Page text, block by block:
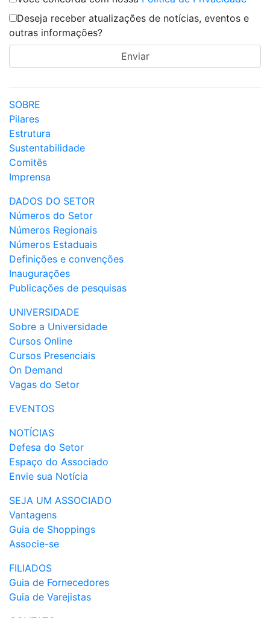
Deseja receber atualizações de notícias, eventos e
outras informações?
SOBRE
Pilares
Estrutura
Sustentabilidade
Comitês
Imprensa
DADOS DO SETOR
Números do Setor
Números Regionais
Números Estaduais
Definições e convenções
Inaugurações
Publicações de pesquisas
UNIVERSIDADE
Sobre a Universidade
Cursos Online
Cursos Presenciais
On Demand
Vagas do Setor
EVENTOS
NOTÍCIAS
Defesa do Setor
Espaço do Associado
Envie sua Notícia
SEJA UM ASSOCIADO
Vantagens
Guia de Shoppings
Associe-se
FILIADOS
Guia de Fornecedores
Guia de Varejistas